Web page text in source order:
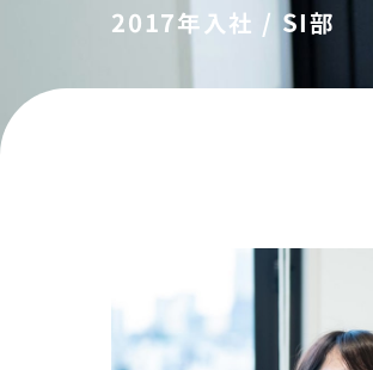
福利厚生
2017年入社 / SI部